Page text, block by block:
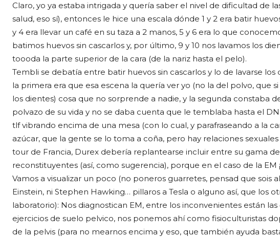
Claro, yo ya estaba intrigada y quería saber el nivel de dificultad de
salud, eso sí), entonces le hice una escala dónde 1 y 2 era batir
y 4 era llevar un café en su taza a 2 manos, 5 y 6 era lo que
batimos huevos sin cascarlos y, por último, 9 y 10 nos lavamos los
toooda la parte superior de la cara (de la nariz hasta el pelo).
Tembli se debatía entre batir huevos sin cascarlos y lo de lavarse
la primera era que esa escena la quería ver yo (no la del polvo, que
los dientes) cosa que no sorprende a nadie, y la segunda constaba
polvazo de su vida y no se daba cuenta que le temblaba hasta el
tlf vibrando encima de una mesa (con lo cual, y parafraseando a la
azúcar, que la gente se lo toma a coña, pero hay relaciones
tour de Francia, Durex debería replantearse incluir entre su gama
reconstituyentes (así, como sugerencia), porque en el caso de la EM
Vamos a visualizar un poco (no poneros guarretes, pensad que sois
Einstein, ni Stephen Hawking… pillaros a Tesla o alguno así, que los
laboratorio): Nos diagnostican EM, entre los inconvenientes están
ejercicios de suelo pelvico, nos ponemos ahí como fisioculturistas
de la pelvis (para no mearnos encima y eso, que también ayuda